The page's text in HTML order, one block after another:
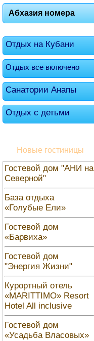
Абхазия номера
Отдых на Кубани
Отдых все включено
Санатории Анапы
Отдых с детьми
Новые гостиницы
Гостевой дом "АНИ на
Северной"
База отдыха
«Голубые Ели»
Гостевой дом
«Барвиха»
Гостевой дом
"Энергия Жизни"
Курортный отель
«MARITTIMO» Resort
Hotel All inclusive
Гостевой дом
«Усадьба Власовых»